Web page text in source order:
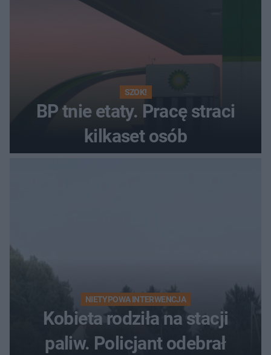
SZOK!
BP tnie etaty. Pracę straci
kilkaset osób
NIETYPOWA INTERWENCJA
Kobieta rodziła na stacji
paliw. Policjant odebrał